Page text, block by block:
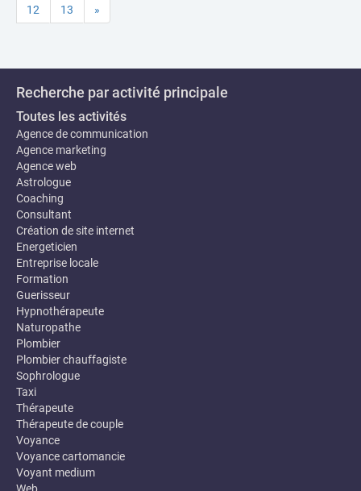
12 13 »
Recherche par activité principale
Toutes les activités
Agence de communication
Agence marketing
Agence web
Astrologue
Coaching
Consultant
Création de site internet
Energeticien
Entreprise locale
Formation
Guerisseur
Hypnothérapeute
Naturopathe
Plombier
Plombier chauffagiste
Sophrologue
Taxi
Thérapeute
Thérapeute de couple
Voyance
Voyance cartomancie
Voyant medium